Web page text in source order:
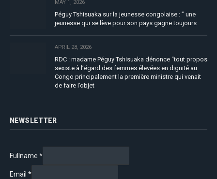
MAY 1, 2026
Péguy Tshisuaka sur la jeunesse congolaise : ” une
jeunesse qui se lève pour son pays gagne toujours
APRIL 28, 2026
RDC : madame Péguy Tshisuaka dénonce “tout propos
sexiste à l’égard des femmes élevées en dignité au
Congo principalement la première ministre qui venait
de faire l’objet
NEWSLETTER
Fullname *
Email *